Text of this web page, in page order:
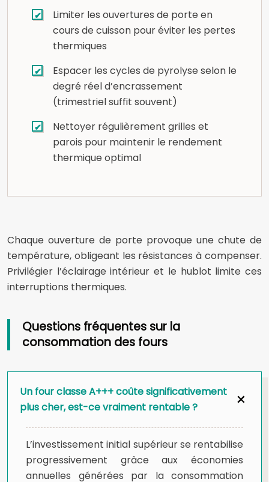
Limiter les ouvertures de porte en
cours de cuisson pour éviter les pertes
thermiques
Espacer les cycles de pyrolyse selon le
degré réel d’encrassement
(trimestriel suffit souvent)
Nettoyer régulièrement grilles et
parois pour maintenir le rendement
thermique optimal
Chaque ouverture de porte provoque une chute de
température, obligeant les résistances à compenser.
Privilégier l’éclairage intérieur et le hublot limite ces
interruptions thermiques.
Questions fréquentes sur la
consommation des fours
Un four classe A+++ coûte significativement
plus cher, est-ce vraiment rentable ?
L’investissement initial supérieur se rentabilise
progressivement grâce aux économies
annuelles générées par la consommation